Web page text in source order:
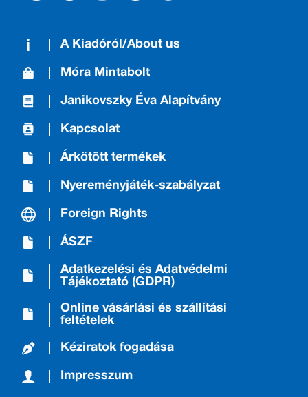
A Kiadóról/About us
Móra Mintabolt
Janikovszky Éva Alapítvány
Kapcsolat
Árkötött termékek
Nyereményjáték-szabályzat
Foreign Rights
ÁSZF
Adatkezelési és Adatvédelmi
Tájékoztató (GDPR)
Online vásárlási és szállítási
feltételek
Kéziratok fogadása
Impresszum